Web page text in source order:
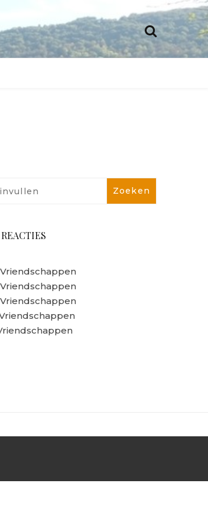
Vriendschappen
Vriendschappen
Vriendschappen